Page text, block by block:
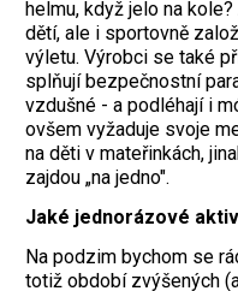
helmu, když jelo na
dětí, ale i sportovně
výletu. Výrobci se také
splňují bezpečnostní
vzdušné - a podléhají i
ovšem vyžaduje svoje
na děti v mateřinkách,
zajdou „na jedno".
Jaké jednorázové
Na podzim bychom se
totiž období zvýšených